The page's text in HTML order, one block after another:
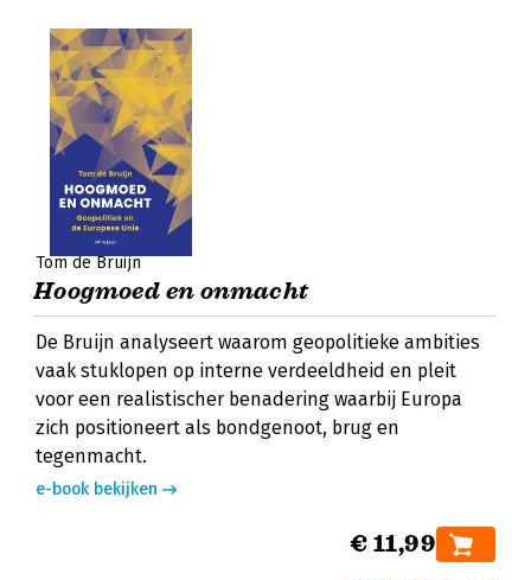
Tom de Bruijn
Hoogmoed en onmacht
De Bruijn analyseert waarom geopolitieke ambities
vaak stuklopen op interne verdeeldheid en pleit
voor een realistischer benadering waarbij Europa
zich positioneert als bondgenoot, brug en
tegenmacht.
e-book bekijken
€ 11,99